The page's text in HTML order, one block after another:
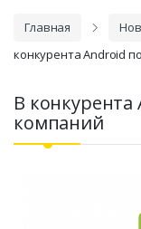
Главная
конкурента Android
В
компаний